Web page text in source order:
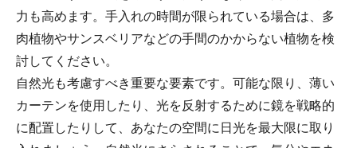
力も高めます。手入れの時間が限られている場合は、多
肉植物やサンスベリアなどの手間のかからない植物を検
討してください。
自然光も考慮すべき重要な要素です。可能な限り、薄い
カーテンを使用したり、光を反射するために鏡を戦略的
に配置したりして、あなたの空間に日光を最大限に取り